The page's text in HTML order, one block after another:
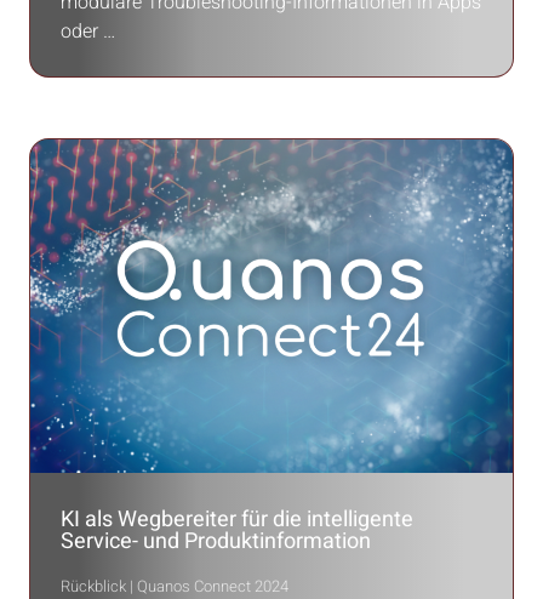
oder …
KI als Wegbereiter für die intelligente
Service- und Produktinformation
Rückblick | Quanos Connect 2024